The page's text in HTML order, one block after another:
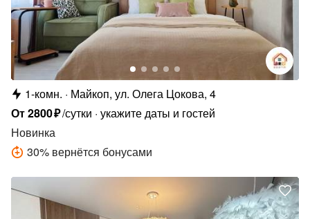
1-комн.
Майкоп, ул. Олега Цокова, 4
От2800₽/сутки укажите даты и гостей
Новинка
30% вернётся бонусами